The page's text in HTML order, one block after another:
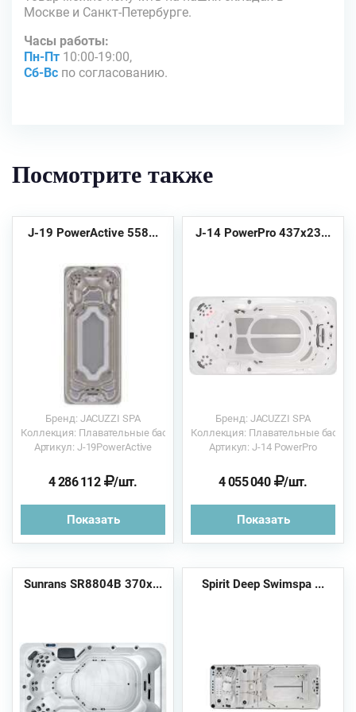
Москве и Санкт-Петербурге.
Часы работы:
Пн-Пт 10:00-19:00,
Сб-Вс по согласованию.
Посмотрите также
J-19 PowerActive 558...
Бренд: JACUZZI SPA
Коллекция: Плавательные бассейны
Артикул: J-19PowerActive
4 286 112 /шт.
Показать
J-14 PowerPro 437x23...
Бренд: JACUZZI SPA
Коллекция: Плавательные
Артикул: J-14 PowerPro
4 055 040 /шт.
Показать
Sunrans SR8804B 370х... Spirit Deep Swimspa ...